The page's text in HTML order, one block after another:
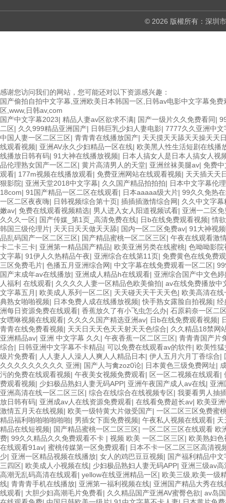
© 2026 版權所有：深圳
感谢您访问我们的网站，您可能还对以下资源感兴趣：
国产偷拍自拍中文字幕,亚洲欧美日本韩国一区,日韩av电影中文字幕免
区,www,日韩av,com
国产中文字幕2023| 精品人妻av区欲求不满| 国产一级片久久免费看同|
二区| 久久999精品亚洲国产| 日韩巨乳少妇人妻电影| 7777久久亚洲中文
中国人妻一区二区三区| 青青青在线播放国产| 天天摸天天舔天天操天天
线观看视频| 亚洲AV永久少妇精品一区在线| 欧美黑人性生活短剧在线播
线播放日韩有码| 91大神在线播放视频| 日本人搞女人是日本人搞女人视
品伦理熟女国产一区二区| 黄片高清男人的天堂| 亚洲丝袜美腿av| 免费
观看| 177m视频在线播放观看| 免费亚洲网站在线观看视频| 天天插天天
狠影院| 亚洲天堂2018中文字幕| 久久国产精品拍拍拍| 日本中文字幕伦
18com| 91国产精品一区二区在线观看| 日本aaaaa级大片| 99久久免热
一区二区夜夜嗨| 日韩视频综合第十页| 插插插激情综合网| 久久中文字幕
嫩av| 免费在线观看视频精选| 男人进入女人阳道视频试看| 亚洲一二区
久久久一区| 国产传媒_第1页_高清免费在线| 日b在线免费观看视频|情
韩国三级伦理片| 天天日天天做天天舔| 国内一区二区免费av| 91大神视
品乱码国产一区二区三区| 国产精品蜜桃一区二区三区| 午夜在线观看激
卡二卡三卡| 亚洲第一精品国产精品| 欧美亚洲另类在线蜜桃| 色呦呦影院
文字幕| 91伊人久热精品午夜| 亚洲综合在线第11页| 免费黄色在线免费
三区免费毛片| 色播五月亚洲综合网| 中文字幕在线免费观看一区二区|
国产末成年av在线播放| 亚洲成人精品h在线观看| 亚洲综合国产中文色婷
人福利 在线观看| 久久久久人妻一区精品色欧美偷拍| av在线免费播放中
文字幕五月 | 欧美成人系列一区二区| 天天碰天天干天天色| 欧美高清在线
典熟女啪啪视频| 日本免费人成在线播放视频|快手熟女露脸自拍视频| 经
洲每日资源免费在线观看| 香蕉放久了有小飞虫怎么办| 石原莉奈一区二
女嘿咻视频在线观看| 久久久久国产精选亚洲av| 日b在线免费观看视频|
青青在线免费看视频| 天天日天天色天天射天天色综合| 久久精品18禁网
亚洲精品av| 亚洲 中文字幕 久久 | 午夜香蕉一区二区三区| 青青青国产片
综合| 日韩亚洲中文字幕不卡精品| 可以免费在线观看av的软件| 欧美性
级片免费看| 人人妻人人澡人人爽人人精品日本| 伊人五月六月丁香综合|
久久久久久久久久久 亚洲| 国产人与禽zoz0论| 日本黄色三级免费网址|
污的免费在线观看视频| 午夜美女视频免费观看| 区一区二视频在线观看|
费观看视频| 少妇极品熟妇人妻无码APP| 亚洲午夜国产成人av在线| 亚洲
亚洲高清在线一区二区三区| 综合在线综合在线视频专区| 我要看男人抽
放日韩有码| 亚洲成av人在线资源免费观看| 在线看免费超长av| 欧美亚
激情五月天在线视频| 欧美一级特黄大片做受国产| 一区二区三区免费蜜
精品福利啪啪啪啪啪啪| 男插女下面免费视频| 午夜私人视频在线观看| 天
精品在线短视频| 国产精品蜜桃一区二区三区| 一区二区三区在线观看 欧
费| 99久久精品久久免费观看不卡 | 视频 欧美 一区二区三区| 欧美熟妇
在线观看91av| 蜜桃传媒第一区免费观看| 日本不卡一区二区三区高清视
少| 亚洲一区精品视频在线播放| 女人的鸡巴豆豆视频| 国产福利精品中
三四区| 欧美成人小视频在线| 少妇极品熟妇人妻无码APP| 亚洲三级av
高潮无乱码高清在线观看| yellow在线亚洲精品一区| 欧美三级,欧美一级
线| 青青青手机在线播放| 亚洲第一福利视频在线| 亚洲国产精品大秀在线
线观看| 大胆少妇高潮毛片免费看| 久久精品国产亚洲AV蜜臀色欲| av岛